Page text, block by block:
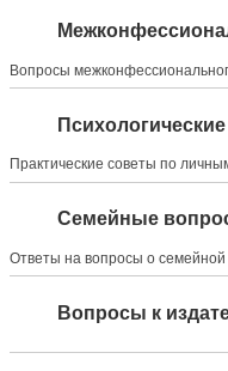
Практические советы по
Семейные